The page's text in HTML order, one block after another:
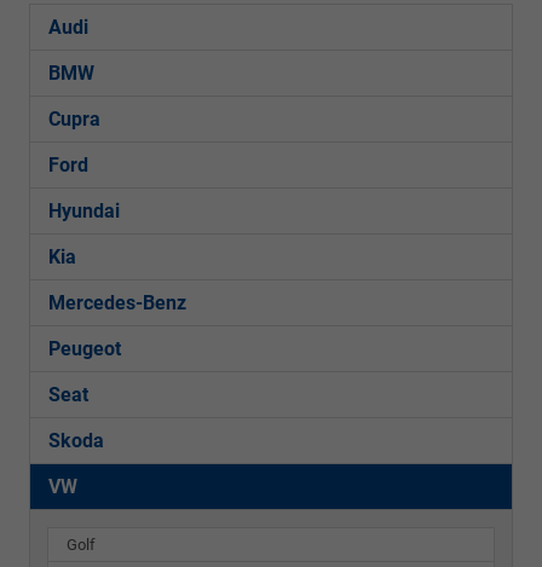
Audi
BMW
Cupra
Ford
Hyundai
Kia
Mercedes-Benz
Peugeot
Seat
Skoda
VW
Golf